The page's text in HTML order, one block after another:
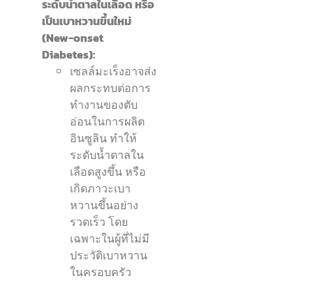
ระดับน้ำตาลในเลือด หรือ
เป็นเบาหวานขึ้นใหม่
(New-onset
Diabetes):
เซลล์มะเร็งอาจส่ง
ผลกระทบต่อการ
ทำงานของตับ
อ่อนในการผลิต
อินซูลิน ทำให้
ระดับน้ำตาลใน
เลือดสูงขึ้น หรือ
เกิดภาวะเบา
หวานขึ้นอย่าง
รวดเร็ว โดย
เฉพาะในผู้ที่ไม่มี
ประวัติเบาหวาน
ในครอบครัว